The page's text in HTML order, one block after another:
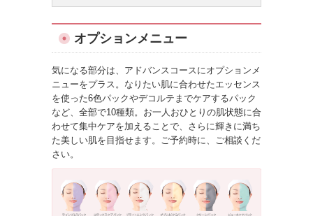
オプションメニュー
気になる部分は、アドバンスコースにオプションメ
ニューをプラス。なりたい肌に合わせたエッセンス
を使った6色パックやデコルテまでケアするパック
など、全部で10種類。お一人おひとりの肌状態に合
わせて集中ケアを加えることで、さらに輝きに満ち
た美しい肌を目指せます。ご予約時に、ご相談くだ
さい。